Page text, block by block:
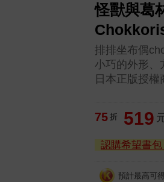
怪獸與葛
排排坐布偶
小巧的外形、
日本正版授權
75 折 519
認購希望書包
預計最高可